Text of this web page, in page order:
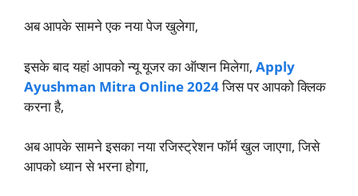
अब आपके सामने एक नया पेज खुलेगा,
इसके बाद यहां आपको न्यू यूजर का ऑप्शन मिलेगा, Apply
Ayushman Mitra Online 2024जिस पर आपको क्लिक
करना है,
अब आपके सामने इसका नया रजिस्ट्रेशन फॉर्म खुल जाएगा, जिसे
आपको ध्यान से भरना होगा,